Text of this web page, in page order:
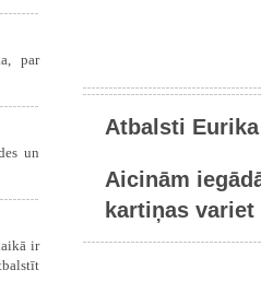
par
un
ir
Atbalsti
Aicinām
kartiņas variet